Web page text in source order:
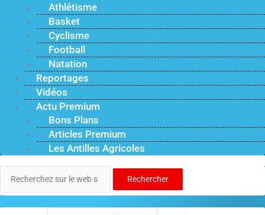
Athlétisme
Basket
Cyclisme
Football
Natation
Reportages
Vidéos
Actu Premium
Bons Plans
Articles Premium
Les Antilles Agricoles
Rechercher